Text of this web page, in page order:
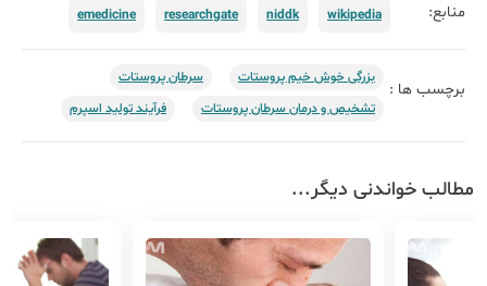
منابع: wikipedia
niddk
researchgate
emedicine
برچسب ها :
​بزرگی خوش خیم پروستات
سرطان پروستات
تشخیص و درمان سرطان پروستات
فرآیند تولید اسپرم
مطالب خواندنی دیگر...